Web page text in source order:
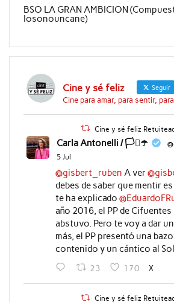
BSO LA GRAN AMBICION
Iosonouncane)
Cine y sé feliz Seguir
Cine para amar, para sentir,
Cine y sé feliz
Carla Antonelli / 🏳️‍⚧️☂️
5 Jul
@gisbert_ruben A ver
debes de saber que mentir
te ha explicado
año 2016, el PP de
abstuvo. Pero te voy a dar
más, el PP presentó una
contenido y un cántico al
23 170 X
Cine y sé feliz